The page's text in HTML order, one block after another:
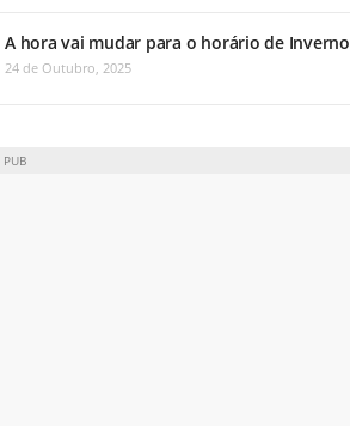
A hora vai mudar para o horário de Inverno
24 de Outubro, 2025
PUB